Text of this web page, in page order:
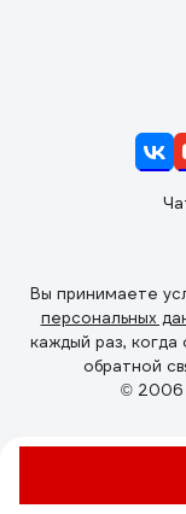
Вы принимаете
персональных
каждый раз,
обратной
© 2006